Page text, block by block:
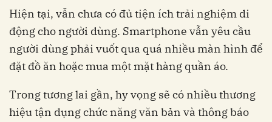
Hiện tại, vẫn chưa có đủ tiện ích trải nghiệm di
động cho người dùng. Smartphone vẫn yêu cầu
người dùng phải vuốt qua quá nhiều màn hình để
đặt đồ ăn hoặc mua một mặt hàng quần áo.
Trong tương lai gần, hy vọng sẽ có nhiều thương
hiệu tận dụng chức năng văn bản và thông báo